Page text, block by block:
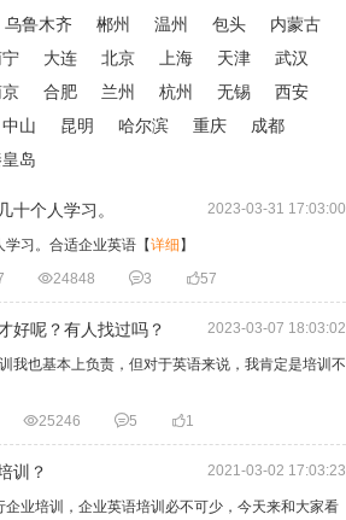
乌鲁木齐 郴州 温州 包头
内蒙古
大连 北京 上海 天津
武汉
合肥 兰州 杭州 无锡
西安
中山 昆明 哈尔滨 重庆
成都
岛
十个人学习。 2023-03-31 17:03:00
学习。合适企业英语 【详细 】
24848 3 57
好呢？有人找过吗？ 2023-03-07 18:03:02
我也基本上负责，但对于英语来说，我肯定是培训不
25246 5 1
训？ 2021-03-02 17:03:23
业培训，企业英语培训必不可少，今天来和大家看